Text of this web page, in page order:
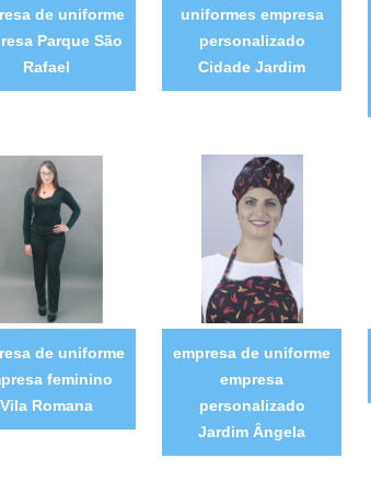
de uniforme
Parque São
Rafael
uniformes empresa
personalizado
Cidade Jardim
de uniforme
feminino
Vila Romana
empresa de uniforme
empresa
personalizado
Jardim Ângela